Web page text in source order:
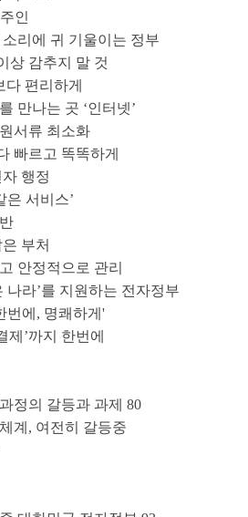
인
리에 귀 기울이는 정부
상 감추지 말 것
편리하게
만나는 곳 ‘인터넷’
서류 최소화
빠르고 똑똑하게
행정
은 서비스’
부처
안정적으로 관리
나라’를 지원하는 전자정부
번에, 명쾌하게'
제’까지 한번에
정의 갈등과 과제 80
계, 여전히 갈등중